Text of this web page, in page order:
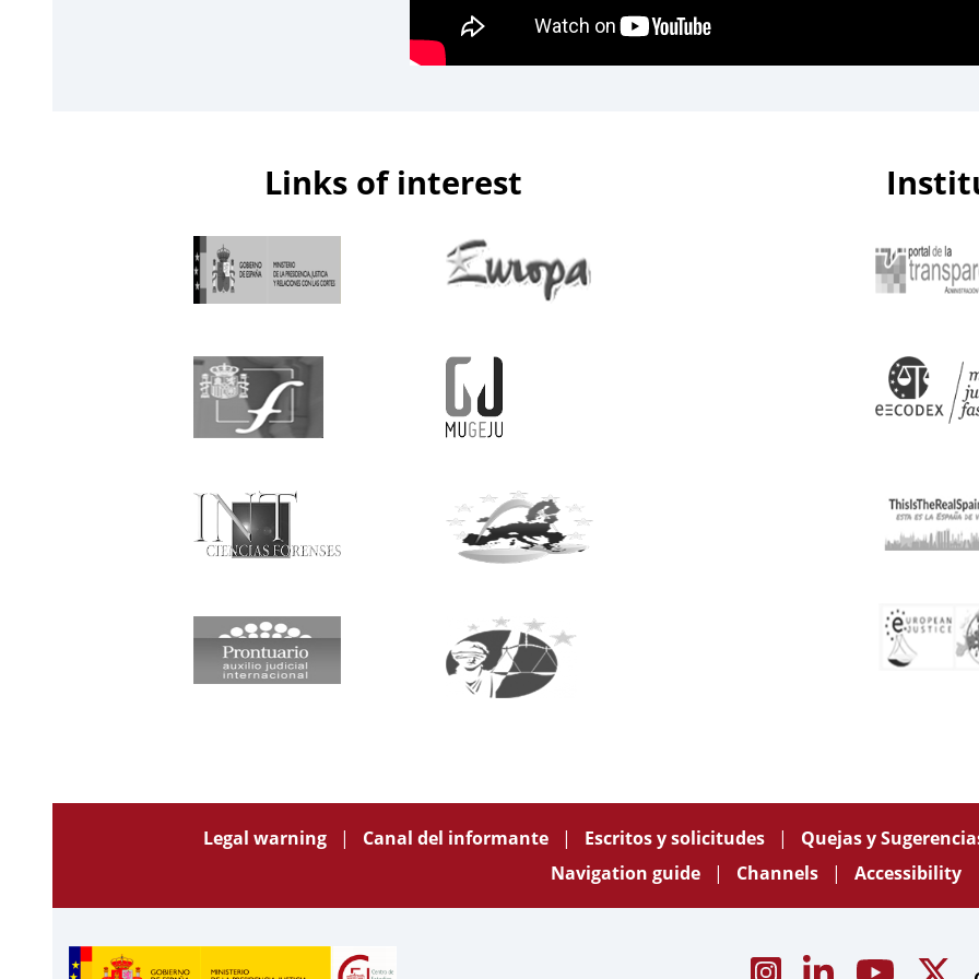
Links of interest
Legal warning Canal del informante Escritos y solicitudes Quejas y
Navigation guide
Channels Accessibility